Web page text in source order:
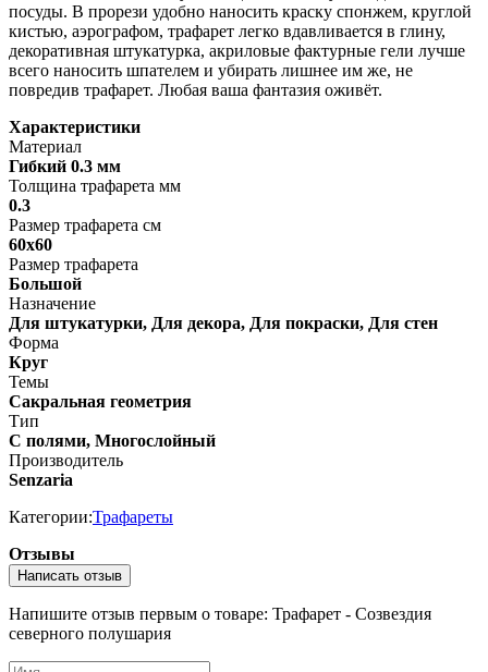
посуды. В прорези удобно наносить краску спонжем, круглой
кистью, аэрографом, трафарет легко вдавливается в глину,
декоративная штукатурка, акриловые фактурные гели лучше
всего наносить шпателем и убирать лишнее им же, не
повредив трафарет. Любая ваша фантазия оживёт.
Характеристики
Материал
Гибкий 0.3 мм
Толщина трафарета мм
0.3
Размер трафарета см
60х60
Размер трафарета
Большой
Назначение
Для штукатурки, Для декора, Для покраски, Для стен
Форма
Круг
Темы
Сакральная геометрия
Тип
С полями, Многослойный
Производитель
Senzaria
Категории:Трафареты
Отзывы
Написать отзыв
Напишите отзыв первым о товаре: Трафарет - Созвездия
северного полушария